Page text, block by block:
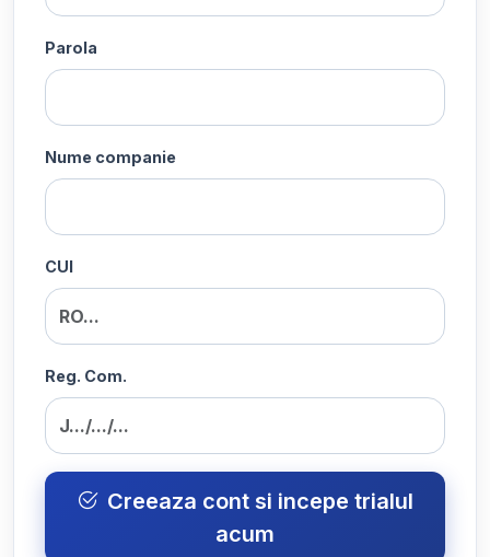
Parola
Nume companie
CUI
Reg. Com.
Creeaza cont si incepe trialul
acum